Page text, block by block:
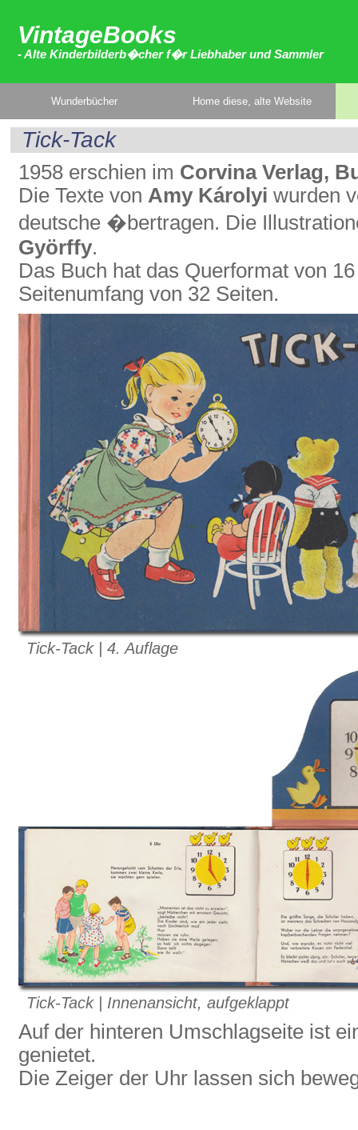
VintageBooks
- Alte Kinderbilderb�cher f�r Liebhaber und Sammler
Wunderbücher Home diese, alte Website
Tick-Tack
1958 erschien im Corvina Verlag,
Die Texte von Amy Károlyi wurden
deutsche �bertragen. Die
Györffy.
Das Buch hat das Querformat von
Seitenumfang von 32 Seiten.
Tick-Tack | 4. Auflage
Tick-Tack | Innenansicht, aufgeklappt
Auf der hinteren Umschlagseite ist
genietet.
Die Zeiger der Uhr lassen sich